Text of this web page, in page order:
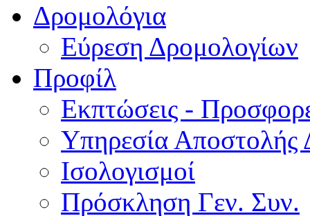
Δρομολόγια
Εύρεση Δρομολογίων
Προφίλ
Εκπτώσεις -
Υπηρεσία Αποστολής
Ισολογισμοί
Πρόσκληση Γεν. Συν.